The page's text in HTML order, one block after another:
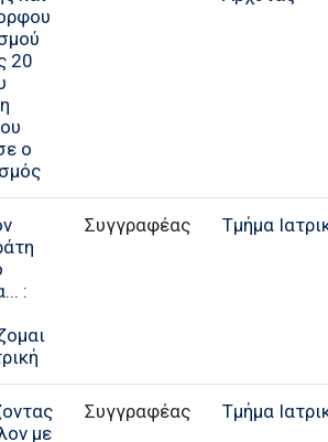
20
ο
:
Συγγραφέας Τμήμα
με
Συγγραφέας Τμήμα